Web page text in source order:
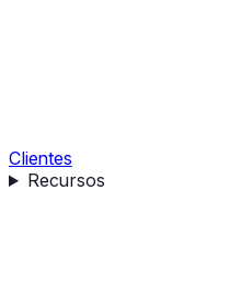
Clientes
Recursos